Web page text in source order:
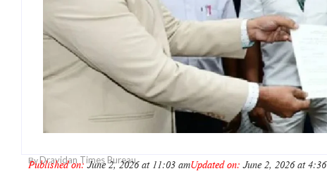
By Dravidan Times Bureau
Published on:June 2, 2026 at 11:03 amUpdated on:June 2, 2026 at